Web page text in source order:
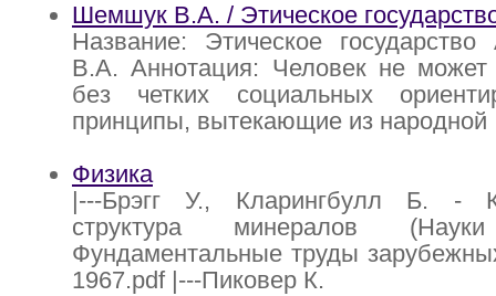
Шемшук В.А. / Этическое
Название: Этическое
В.А. Аннотация: Человек не
без четких социальных
принципы, вытекающие из народной
Физика
|---Брэгг У., Кларингбулл Б. -
структура минералов
Фундаментальные труды
1967.pdf |---Пиковер К.